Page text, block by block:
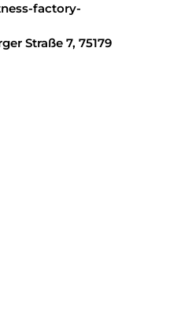
factory-
Straße 7, 75179